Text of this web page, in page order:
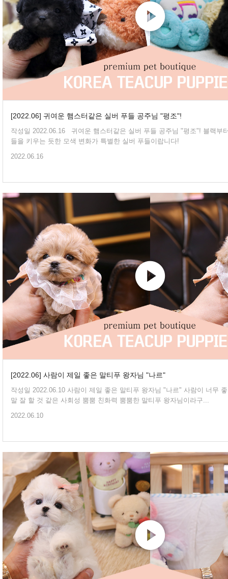
[2022.06] 귀여운 햄스터같은 실버 푸들 공주님 "평조"!
작성일 2022.06.16 귀여운 햄스터같은 실버 푸들 공주님 "평조"! 블랙부터 실버까지 다양한 푸
들을 키우는 듯한 모색 변화가 특별한 실버 푸들이랍니다!
2022.06.16
[2022.06] 사람이 제일 좋은 말티푸 왕자님 "나르"
작성일 2022.06.10 사람이 제일 좋은 말티푸 왕자님 "나르" 사람이 너무 좋은 나르는 산책을 정
말 잘 할 것 같은 사회성 뿜뿜 친화력 뿜뿜한 말티푸 왕자님이라구...
2022.06.10